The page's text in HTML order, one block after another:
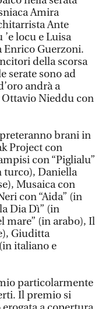
Amira
Ante
locu e Luisa
Guerzoni.
della scorsa
serate sono ad
andrà a
Nieddu con
brani in
Project con
con “Piglialu”
turco), Daniella
Musaica con
con “Aida” (in
Dia Dì” (in
mare” (in arabo), Il
Giuditta
italiano e
particolarmente
Il premio si